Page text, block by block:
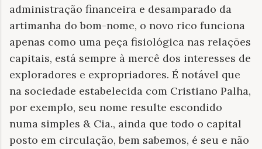
administração financeira e desamparado da
artimanha do bom-nome, o novo rico funciona
apenas como uma peça fisiológica nas relações
capitais, está sempre à mercê dos interesses de
exploradores e expropriadores. É notável que
na sociedade estabelecida com Cristiano Palha,
por exemplo, seu nome resulte escondido
numa simples & Cia., ainda que todo o capital
posto em circulação, bem sabemos, é seu e não